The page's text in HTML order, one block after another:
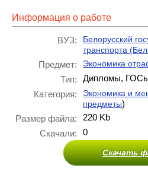
Информация о работе
ВУЗ:
Белорусский
транспорта
Предмет: Экономика
Тип:
Дипломы,
Категория:
Экономика и
предметы)
Размер файла:
220 Kb
Скачали:
0
Скачать